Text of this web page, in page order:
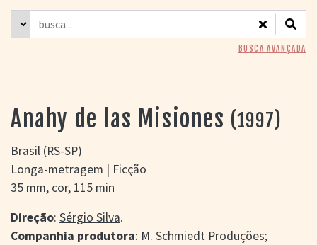
CARTAZ
> GRADE SEMANAL
> PREÇOS E
PORTAL DO
CINEMA GAÚCHO
> BUSCA AVANÇADA
> LISTA DE FILMES
> FILMOGRAFIAS DE
> DISCOGRAFIAS
> BIBLIOGRAFIAS
BUSCA AVANÇADA
Anahy de las Misiones (1997)
Brasil (RS-SP)
Longa-metragem | Ficção
35 mm, cor, 115 min
Direção: Sérgio Silva.
Companhia produtora: M. Schmiedt Produções;